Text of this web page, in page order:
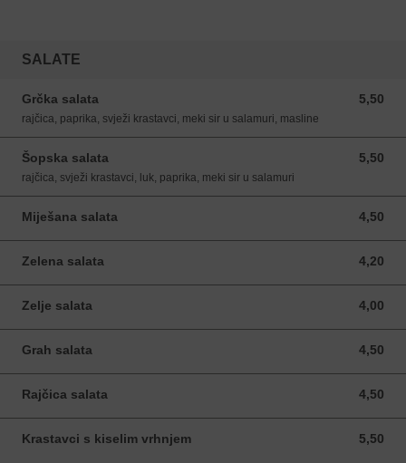
SALATE
Grčka salata 5,50
5,50 EUR
rajčica, paprika, svježi krastavci, meki sir u salamuri, masline
Šopska salata 5,50
5,50 EUR
rajčica, svježi krastavci, luk, paprika, meki sir u salamuri
Miješana salata 4,50
4,50 EUR
Zelena salata 4,20
4,20 EUR
Zelje salata 4,00
4,00 EUR
Grah salata 4,50
4,50 EUR
Rajčica salata 4,50
4,50 EUR
Krastavci s kiselim vrhnjem 5,50
5,50 EUR